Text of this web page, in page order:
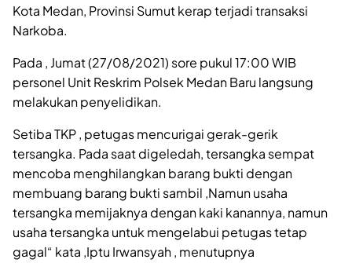
Kota Medan, Provinsi Sumut kerap terjadi transaksi
Narkoba.
Pada , Jumat (27/08/2021) sore pukul 17:00 WIB
personel Unit Reskrim Polsek Medan Baru langsung
melakukan penyelidikan.
Setiba TKP , petugas mencurigai gerak-gerik
tersangka. Pada saat digeledah, tersangka sempat
mencoba menghilangkan barang bukti dengan
membuang barang bukti sambil ,Namun usaha
tersangka memijaknya dengan kaki kanannya, namun
usaha tersangka untuk mengelabui petugas tetap
gagal“ kata ,Iptu Irwansyah , menutupnya